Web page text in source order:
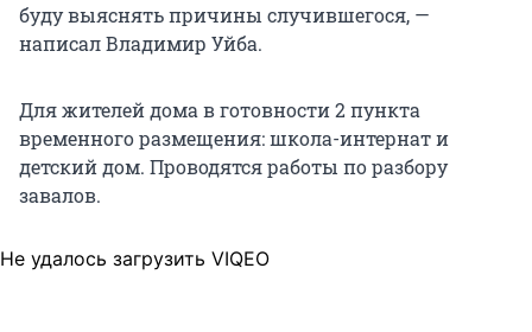
буду выяснять причины случившегося, —
написал Владимир Уйба.
Для жителей дома в готовности 2 пункта
временного размещения: школа-интернат и
детский дом. Проводятся работы по разбору
завалов.
Не удалось загрузить VIQEO